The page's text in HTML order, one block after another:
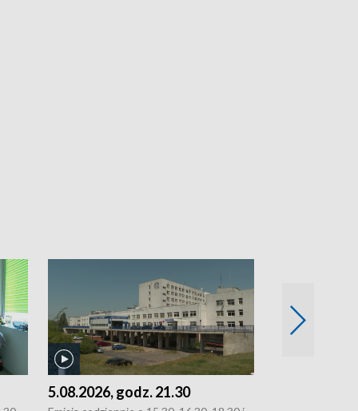
5.08.2026, godz. 21.30